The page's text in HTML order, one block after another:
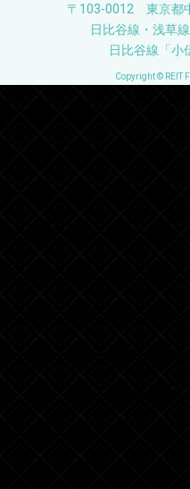
〒103-0012 東京都
日比谷線・浅草
日比谷線「小
Copyright © REIT